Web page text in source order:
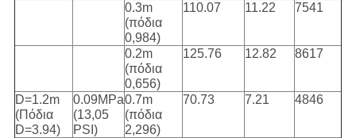
0.3m
(πόδια
0,984)
110.07 11.22 7541
0.2m
(πόδια
0,656)
125.76 12.82 8617
D=1.2m
(Πόδια
D=3.94)
0.09MPa
(13,05
PSI)
0.7m
(πόδια
2,296)
70.73 7.21 4846